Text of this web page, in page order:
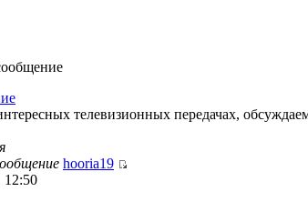
телевизионных передачах,
hooria19
12:50